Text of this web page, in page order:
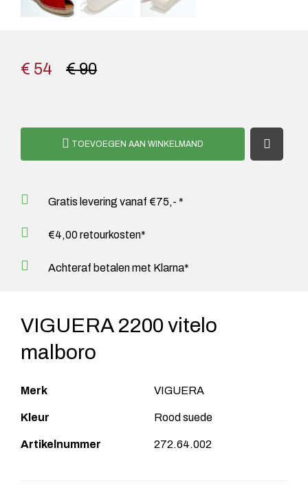
€ 90
€ 54
TOEVOEGEN AAN WINKELMAND
Gratis levering vanaf €75,- *
€4,00 retourkosten*
Achteraf betalen met Klarna*
VIGUERA 2200 vitelo
malboro
Merk VIGUERA
Kleur Rood suede
Artikelnummer 272.64.002